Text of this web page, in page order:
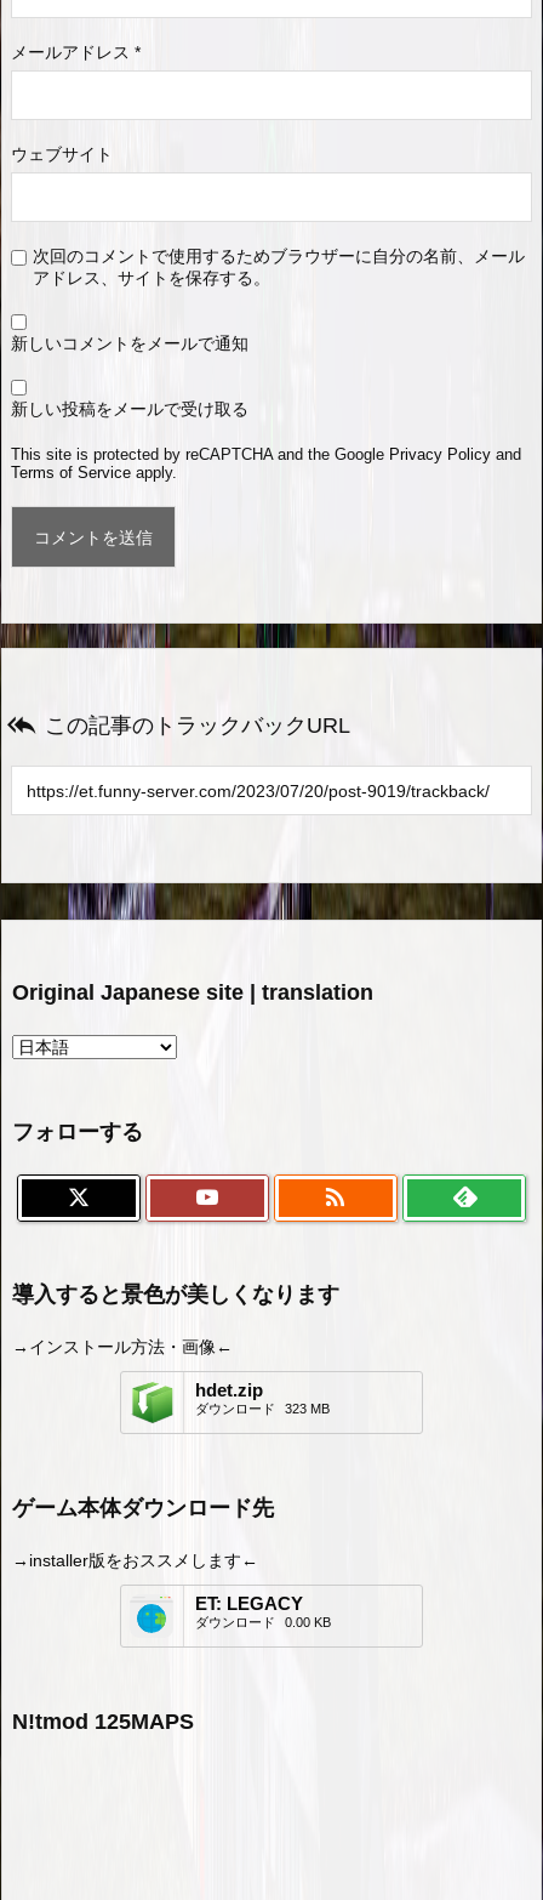
メールアドレス *
ウェブサイト
次回のコメントで使用するためブラウザーに自分の名前、メール
アドレス、サイトを保存する。
新しいコメントをメールで通知
新しい投稿をメールで受け取る
This site is protected by reCAPTCHA and the Google Privacy Policy and
Terms of Service apply.
 この記事のトラックバックURL
Original Japanese site | translation
フォローする

導入すると景色が美しくなります
→インストール方法・画像←
hdet.zip
ダウンロード 323 MB
ゲーム本体ダウンロード先
→installer版をおススメします←
ET: LEGACY
ダウンロード 0.00 KB
N!tmod 125MAPS